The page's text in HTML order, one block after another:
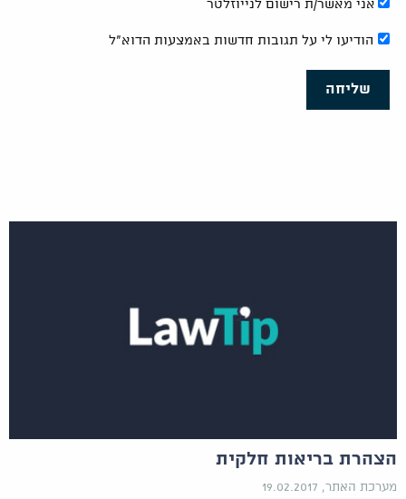
אני מאשר/ת רישום לנייוזלטר
הודיעו לי על תגובות חדשות באמצעות הדוא"ל
שליחה
הצהרת בריאות חלקית
מערכת האתר, 19.02.2017